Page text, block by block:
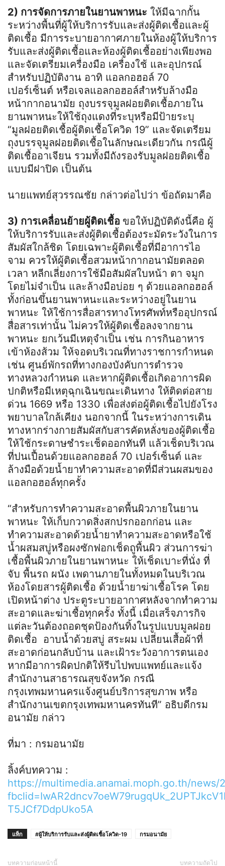
2) การจัดการภายในยานพาหนะ ให้มีฉากกั้น
ระหว่างพื้นที่ผู้ให้บริการรับและส่งผู้ติดเชื้อและผู้
ติดเชื้อ มีการระบายอากาศภายในห้องผู้ให้บริการ
รับและส่งผู้ติดเชื้อและห้องผู้ติดเชื้ออย่างเพียงพอ
และจัดเตรียมเครื่องมือ เครื่องใช้ และอุปกรณ์
สำหรับปฏิบัติงาน อาทิ แอลกอฮอล์ 70
เปอร์เซ็นต์ หรือเจลแอลกอฮอล์สำหรับล้างมือ
หน้ากากอนามัย ถุงบรรจุมูลฝอยติดเชื้อภายใน
ยานพาหนะให้ใช้ถุงแดงที่ระบุหรือมีป้ายระบุ
“มูลฝอยติดเชื้อผู้ติดเชื้อโควิด 19” และจัดเตรียม
ถุงบรรจุมูลฝอยติดเชื้อในลักษณะเดียวกัน กรณีผู้
ติดเชื้ออาเจียน รวมทั้งมีถังรองรับมูลฝอยติดเชื้อ
แบบมีฝาปิด เป็นต้น
นายแพทย์สุวรรณชัย กล่าวต่อไปว่า ข้อถัดมาคือ
3) การเคลื่อนย้ายผู้ติดเชื้อ ขอให้ปฏิบัติดังนี้คือ ผู้
ให้บริการรับและส่งผู้ติดเชื้อต้องระมัดระวังในการ
สัมผัสใกล้ชิด โดยเฉพาะผู้ติดเชื้อที่มีอาการไอ
จาม ควรให้ผู้ติดเชื้อสวมหน้ากากอนามัยตลอด
เวลา หลีกเลี่ยงการใช้มือสัมผัสใบหน้า ตา จมูก
โดยไม่จำเป็น และล้างมือบ่อย ๆ ด้วยแอลกอฮอล์
ทั้งก่อนขึ้นยานพาหนะและระหว่างอยู่ในยาน
พาหนะ ให้ใช้การสื่อสารทางโทรศัพท์หรืออุปกรณ์
สื่อสารเท่านั้น ไม่ควรให้ผู้ติดเชื้อลงจากยาน
พาหนะ ยกเว้นมีเหตุจำเป็น เช่น การกินอาหาร
เข้าห้องส้วม ให้จอดบริเวณที่ทางราชการกำหนด
เช่น ศูนย์พักรถที่ทางกองบังคับการตำรวจ
ทางหลวงกำหนด และหากผู้ติดเชื้อเกิดอาการผิด
ปกติหรือมีเหตุฉุกเฉินขณะเดินทาง ให้ติดต่อสาย
ด่วน 1669 หรือ 1330 เพื่อส่งต่อผู้ติดเชื้อไปยังโรง
พยาบาลใกล้เคียง นอกจากนี้ ในระหว่างการเดิน
ทางหากร่างกายสัมผัสกับสารคัดหลั่งของผู้ติดเชื้อ
ให้ใช้กระดาษชำระเช็ดออกทันที แล้วเช็ดบริเวณ
ที่ปนเปื้อนด้วยแอลกอฮอล์ 70 เปอร์เซ็นต์ และ
ล้างมือด้วยน้ำยาทำความสะอาดที่มีส่วนผสมของ
แอลกอฮอล์ทุกครั้ง
“สำหรับการทำความสะอาดพื้นผิวภายในยาน
พาหนะ ให้เก็บกวาดสิ่งสกปรกออกก่อน และ
ทำความสะอาดด้วยน้ำยาทำความสะอาดหรือใช้
น้ำผสมสบู่หรือผงซักฟอกเช็ดถูพื้นผิว ส่วนการฆ่า
เชื้อพื้นผิวภายในยานพาหนะ ให้เช็ดเบาะที่นั่ง ที่
จับ พื้นรถ ผนัง เพดานภายในทั้งหมดในบริเวณ
ห้องโดยสารผู้ติดเชื้อ ด้วยน้ำยาฆ่าเชื้อโรค โดย
เปิดหน้าต่าง ประตูระบายอากาศหลังจากทำความ
สะอาดและฆ่าเชื้อทุกครั้ง ทั้งนี้ เมื่อเสร็จภารกิจ
แต่ละวันต้องถอดชุดป้องกันทิ้งในรูปแบบมูลฝอย
ติดเชื้อ อาบน้ำด้วยสบู่ สระผม เปลี่ยนเสื้อผ้าที่
สะอาดก่อนกลับบ้าน และเฝ้าระวังอาการตนเอง
หากมีอาการผิดปกติให้รีบไปพบแพทย์และแจ้ง
สำนักงานสาธารณสุขจังหวัด กรณี
กรุงเทพมหานครแจ้งศูนย์บริการสุขภาพ หรือ
สำนักงานเขตกรุงเทพมหานครทันที” อธิบดีกรม
อนามัย กล่าว
ที่มา : กรมอนามัย
ลิ้งค์บทความ :
https://multimedia.anamai.moph.go.th/news/
T5JCf7DdpUko5A
แท็ก #ผู้ให้บริการรับและส่งผู้ติดเชื้อโควิด-19 กรมอนามัย
บทความก่อนหน้านี้ บทความถัดไป